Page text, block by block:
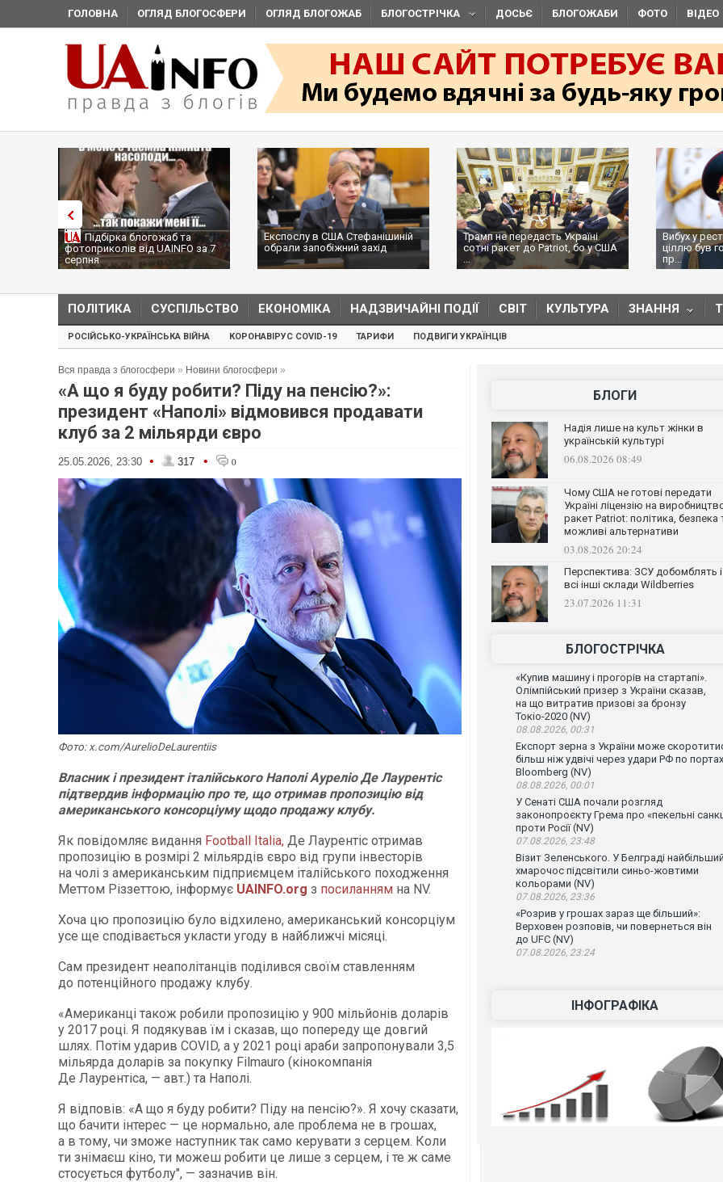
ГОЛОВНА ОГЛЯД БЛОГОСФЕРИ ОГЛЯД БЛОГОЖАБ БЛОГОСТРІЧКА ДОСЬЄ БЛОГОЖАБИ ФОТО ВІДЕО
Підбірка блогожаб та
фотоприколів від UAINFO за 7
серпня
Експослу в США Стефанішиній
обрали запобіжний захід
Трамп не передасть Україні
сотні ракет до Patriot, бо у США
...
Вибух у
ціллю був
пр...
ПОЛІТИКА СУСПІЛЬСТВО ЕКОНОМІКА НАДЗВИЧАЙНІ ПОДІЇ СВІТ КУЛЬТУРА ЗНАННЯ
РОСІЙСЬКО-УКРАЇНСЬКА ВІЙНА КОРОНАВІРУС COVID-19 ТАРИФИ ПОДВИГИ УКРАЇНЦІВ
Вся правда з блогосфери » Новини блогосфери »
«А що я буду робити? Піду на пенсію?»:
президент «Наполі» відмовився продавати
клуб за 2 мільярди євро
25.05.2026, 23:30 • 317 • 0
Фото: x.com/AurelioDeLaurentiis
Власник і президент італійського Наполі Ауреліо Де Лаурентіс
підтвердив інформацію про те, що отримав пропозицію від
американського консорціуму щодо продажу клубу.
Як повідомляє видання Football Italia, Де Лаурентіс отримав
пропозицію в розмірі 2 мільярдів євро від групи інвесторів
на чолі з американським підприємцем італійського походження
Меттом Різзеттою, інформує UAINFO.org з посиланням на NV.
Хоча цю пропозицію було відхилено, американський консорціум
усе ще сподівається укласти угоду в найближчі місяці.
Сам президент неаполітанців поділився своїм ставленням
до потенційного продажу клубу.
«Американці також робили пропозицію у 900 мільйонів доларів
у 2017 році. Я подякував їм і сказав, що попереду ще довгий
шлях. Потім ударив COVID, а у 2021 році араби запропонували 3,5
мільярда доларів за покупку Filmauro (кінокомпанія
Де Лаурентіса, — авт.) та Наполі.
Я відповів: «А що я буду робити? Піду на пенсію?». Я хочу сказати,
що бачити інтерес — це нормально, але проблема не в грошах,
а в тому, чи зможе наступник так само керувати з серцем. Коли
ти знімаєш кіно, ти можеш робити це лише з серцем, і те ж саме
стосується футболу", — зазначив він.
БЛОГИ
Надія лише на культ жінки в
українській культурі
06.08.2026 08:49
Чому США не готові передати
Україні ліцензію на
ракет Patriot: політика, безпека
можливі альтернативи
03.08.2026 20:24
Перспектива: ЗСУ добомблять і
всі інші склади Wildberries
23.07.2026 11:31
БЛОГОСТРІЧКА
«Купив машину і прогорів на стартапі».
Олімпійський призер з України сказав,
на що витратив призові за бронзу
Токіо-2020 (NV)
08.08.2026, 00:31
Експорт зерна з України може
більш ніж удвічі через удари РФ по
Bloomberg (NV)
08.08.2026, 00:01
У Сенаті США почали розгляд
законопроєкту Грема про «пекельні
проти Росії (NV)
07.08.2026, 23:48
Візит Зеленського. У Белграді найбільший
хмарочос підсвітили синьо-жовтими
кольорами (NV)
07.08.2026, 23:36
«Розрив у грошах зараз ще більший»:
Верховен розповів, чи повернеться він
до UFC (NV)
07.08.2026, 23:24
ІНФОГРАФІКА